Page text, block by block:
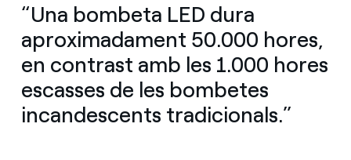
“Una bombeta LED dura
aproximadament 50.000 hores,
en contrast amb les 1.000 hores
escasses de les bombetes
incandescents tradicionals.”